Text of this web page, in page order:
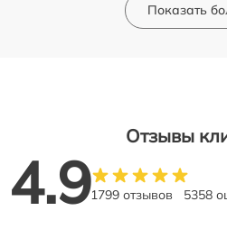
Показать
Отзывы
4.91799 отзывов 5358